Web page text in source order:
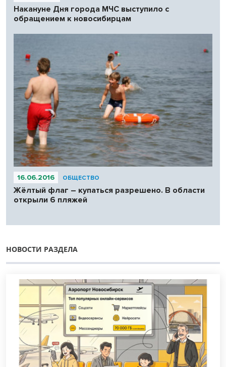
Накануне Дня города МЧС выступило с
обращением к новосибирцам
16.06.2016 ОБЩЕСТВО
Жёлтый флаг – купаться разрешено. В области
открыли 6 пляжей
НОВОСТИ РАЗДЕЛА